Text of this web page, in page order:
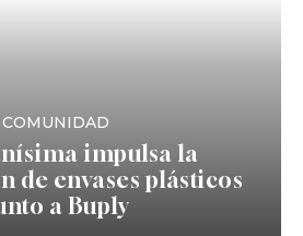
COMUNIDAD
impulsa la
de envases plásticos
a Buply